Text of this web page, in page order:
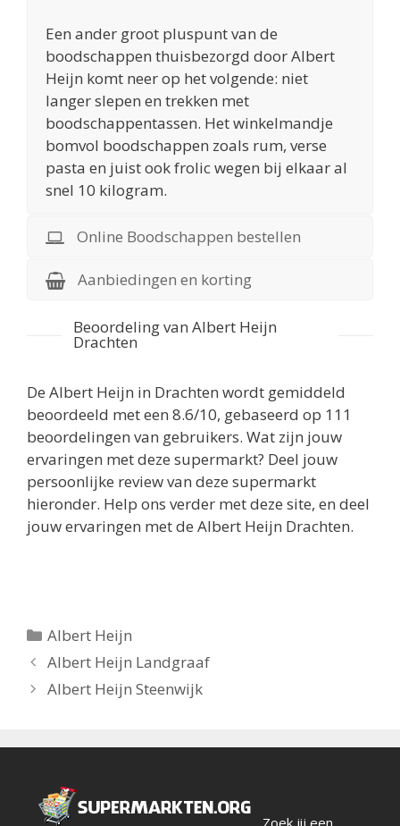
Een ander groot pluspunt van de
boodschappen thuisbezorgd door Albert
Heijn komt neer op het volgende: niet
langer slepen en trekken met
boodschappentassen. Het winkelmandje
bomvol boodschappen zoals rum, verse
pasta en juist ook frolic wegen bij elkaar al
snel 10 kilogram.
Online Boodschappen bestellen
Aanbiedingen en korting
Beoordeling van Albert Heijn
Drachten
De Albert Heijn in Drachten wordt gemiddeld
beoordeeld met een 8.6/10, gebaseerd op 111
beoordelingen van gebruikers. Wat zijn jouw
ervaringen met deze supermarkt? Deel jouw
persoonlijke review van deze supermarkt
hieronder. Help ons verder met deze site, en deel
jouw ervaringen met de Albert Heijn Drachten.
Categorieën
Albert Heijn
Berichtnavigatie
Albert Heijn Landgraaf
Albert Heijn Steenwijk
Zoek jij een